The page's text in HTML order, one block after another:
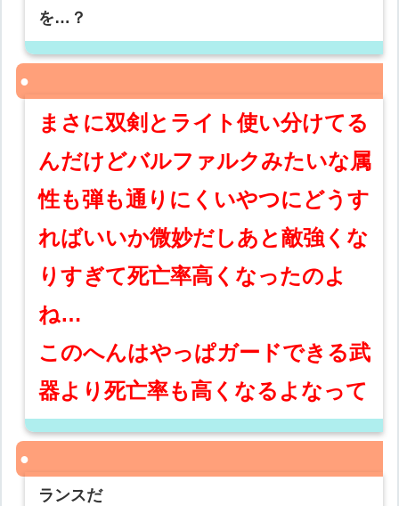
を…？
まさに双剣とライト使い分けてる
んだけどバルファルクみたいな属
性も弾も通りにくいやつにどうす
ればいいか微妙だしあと敵強くな
りすぎて死亡率高くなったのよ
ね…
このへんはやっぱガードできる武
器より死亡率も高くなるよなって
ランスだ